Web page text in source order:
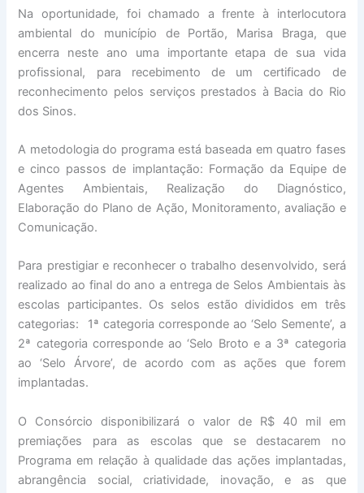
Na oportunidade, foi chamado a frente à interlocutora
ambiental do município de Portão, Marisa Braga, que
encerra neste ano uma importante etapa de sua vida
profissional, para recebimento de um certificado de
reconhecimento pelos serviços prestados à Bacia do Rio
dos Sinos.
A metodologia do programa está baseada em quatro fases
e cinco passos de implantação: Formação da Equipe de
Agentes Ambientais, Realização do Diagnóstico,
Elaboração do Plano de Ação, Monitoramento, avaliação e
Comunicação.
Para prestigiar e reconhecer o trabalho desenvolvido, será
realizado ao final do ano a entrega de Selos Ambientais às
escolas participantes. Os selos estão divididos em três
categorias: 1ª categoria corresponde ao ‘Selo Semente’, a
2ª categoria corresponde ao ‘Selo Broto e a 3ª categoria
ao ‘Selo Árvore’, de acordo com as ações que forem
implantadas.
O Consórcio disponibilizará o valor de R$ 40 mil em
premiações para as escolas que se destacarem no
Programa em relação à qualidade das ações implantadas,
abrangência social, criatividade, inovação, e as que